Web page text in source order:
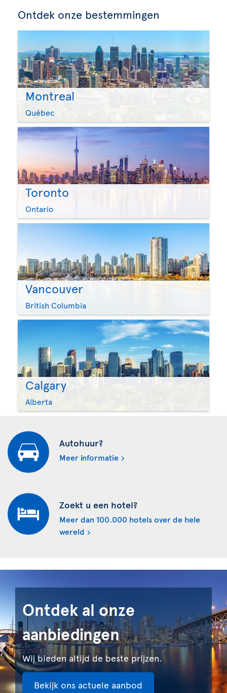
Ontdek onze bestemmingen
Montreal
Québec
Toronto
Ontario
Vancouver
British Columbia
Calgary
Alberta
Autohuur?
Meer informatie
Zoekt u een hotel?
Meer dan 100.000 hotels over de hele
wereld
Ontdek al onze
aanbiedingen
Wij bieden altijd de beste prijzen.
Bekijk ons actuele aanbod